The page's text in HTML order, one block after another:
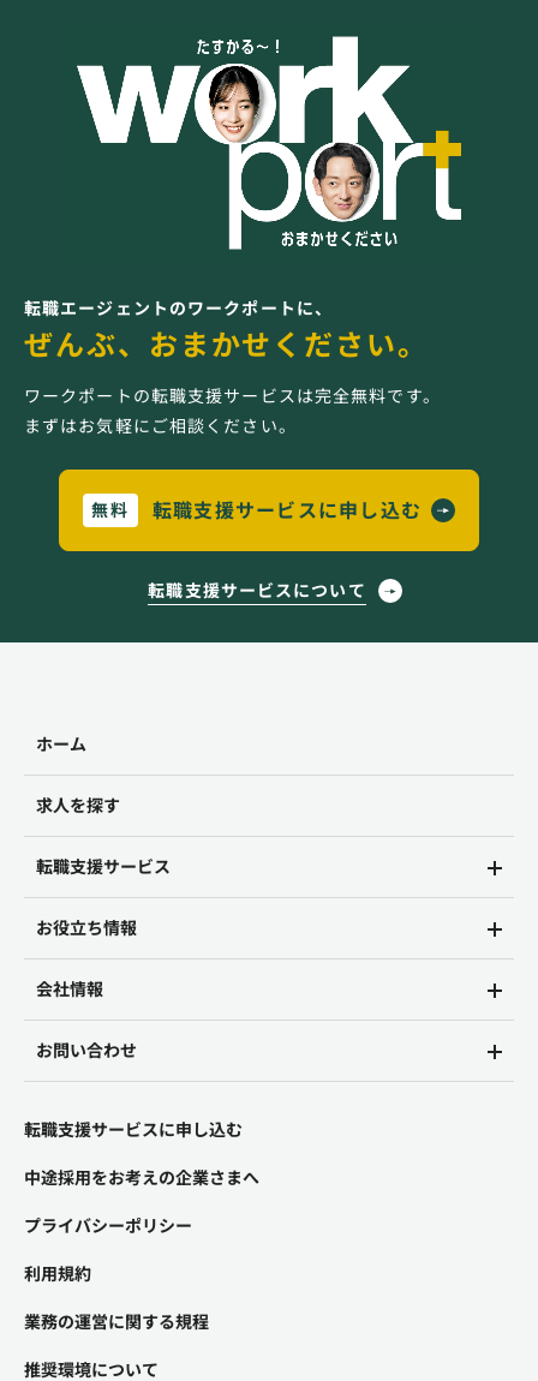
転職エージェントのワークポートに、
ぜんぶ、おまかせください。
ワークポートの転職支援サービスは完全無料です。
まずはお気軽にご相談ください。
無料 転職支援サービスに申し込む
転職支援サービスについて
ホーム
求人を探す
転職支援サービス
お役立ち情報
会社情報
お問い合わせ
転職支援サービスに申し込む
中途採用をお考えの企業さまへ
プライバシーポリシー
利用規約
業務の運営に関する規程
推奨環境について